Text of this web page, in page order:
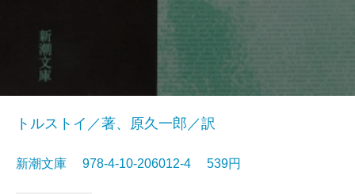
トルストイ／著、原久一郎／訳
新潮文庫 978-4-10-206012-4 539円